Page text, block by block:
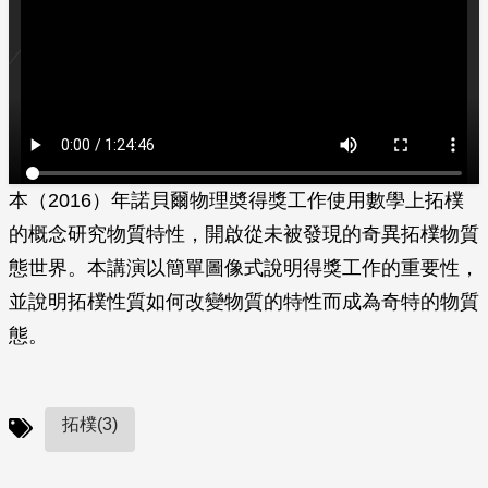
本（2016）年諾貝爾物理奬得獎工作使用數學上拓樸
的概念研究物質特性，開啟從未被發現的奇異拓樸物質
態世界。本講演以簡單圖像式說明得獎工作的重要性，
並說明拓樸性質如何改變物質的特性而成為奇特的物質
態。
拓樸(3)